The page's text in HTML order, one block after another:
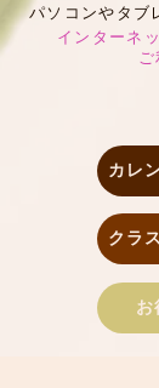
パソコンやタブ
インターネ
ご
カレ
クラ
お